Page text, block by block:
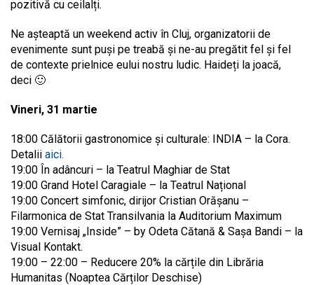
pozitivă cu ceilalți.
Ne așteaptă un weekend activ în Cluj, organizatorii de
evenimente sunt puși pe treabă și ne-au pregătit fel și fel
de contexte prielnice eului nostru ludic. Haideți la joacă,
deci 🙂
Vineri, 31 martie
18:00 Călătorii gastronomice și culturale: INDIA – la Cora.
Detalii aici.
19:00 În adâncuri – la Teatrul Maghiar de Stat
19:00 Grand Hotel Caragiale – la Teatrul Național
19:00 Concert simfonic, dirijor Cristian Orășanu –
Filarmonica de Stat Transilvania la Auditorium Maximum
19:00 Vernisaj „Inside” – by Odeta Cătană & Sașa Bandi – la
Visual Kontakt.
19:00 – 22:00 – Reducere 20% la cărțile din Librăria
Humanitas (Noaptea Cărților Deschise)